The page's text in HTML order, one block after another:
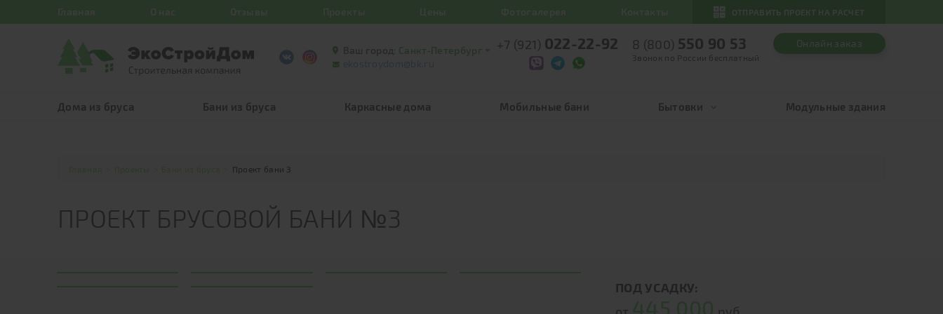
ОТПРАВИТЬ ПРОЕКТ НА РАСЧЕТ
Ваш город: Санкт-Петербург
ekostroydom@bk.ru
+7 (921) 022-22-92 8 (800) 550 90 53
Звонок по России бесплатный
Онлайн заказ
Дома из бруса Бани из бруса Каркасные дома Мобильные бани Бытовки Модульные здания
Проект бани 3
ПРОЕКТ БРУСОВОЙ БАНИ №3
ПОД УСАДКУ: